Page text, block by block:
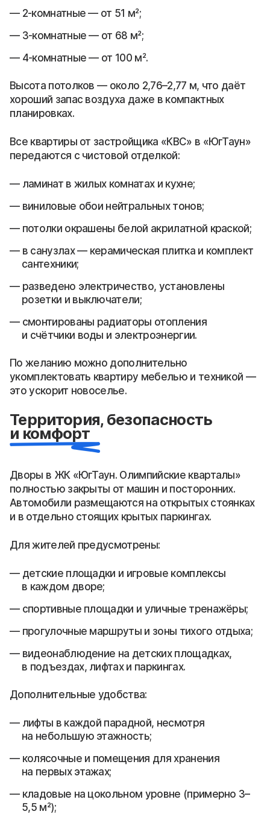
2-комнатные — от 51 м²;
3-комнатные — от 68 м²;
4-комнатные — от 100 м².
Высота потолков — около 2,76–2,77 м, что даёт
хороший запас воздуха даже в компактных
планировках.
Все квартиры от застройщика «КВС» в «ЮгТаун»
передаются с чистовой отделкой:
ламинат в жилых комнатах и кухне;
виниловые обои нейтральных тонов;
потолки окрашены белой акрилатной краской;
в санузлах — керамическая плитка и комплект
сантехники;
разведено электричество, установлены
розетки и выключатели;
смонтированы радиаторы отопления
и счётчики воды и электроэнергии.
По желанию можно дополнительно
укомплектовать квартиру мебелью и техникой —
это ускорит новоселье.
Территория, безопасность
и комфорт
Дворы в ЖК «ЮгТаун. Олимпийские кварталы»
полностью закрыты от машин и посторонних.
Автомобили размещаются на открытых стоянках
и в отдельно стоящих крытых паркингах.
Для жителей предусмотрены:
детские площадки и игровые комплексы
в каждом дворе;
спортивные площадки и уличные тренажёры;
прогулочные маршруты и зоны тихого отдыха;
видеонаблюдение на детских площадках,
в подъездах, лифтах и паркингах.
Дополнительные удобства:
лифты в каждой парадной, несмотря
на небольшую этажность;
колясочные и помещения для хранения
на первых этажах;
кладовые на цокольном уровне (примерно 3–
5,5 м²);